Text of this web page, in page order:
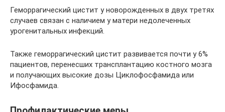
Геморрагический цистит у новорожденных в двух третях
случаев связан с наличием у матери недолеченных
урогенитальных инфекций.
Также геморрагический цистит развивается почти у 6%
пациентов, перенесших трансплантацию костного мозга
и получающих высокие дозы Циклофосфамида или
Ифосфамида.